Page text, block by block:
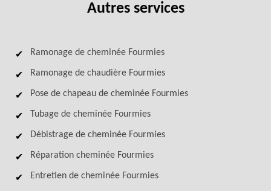
Autres services
Ramonage de cheminée Fourmies
Ramonage de chaudière Fourmies
Pose de chapeau de cheminée Fourmies
Tubage de cheminée Fourmies
Débistrage de cheminée Fourmies
Réparation cheminée Fourmies
Entretien de cheminée Fourmies